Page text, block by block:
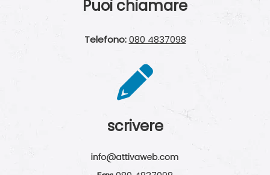
Puoi chiamare
Telefono: 080 4837098
scrivere